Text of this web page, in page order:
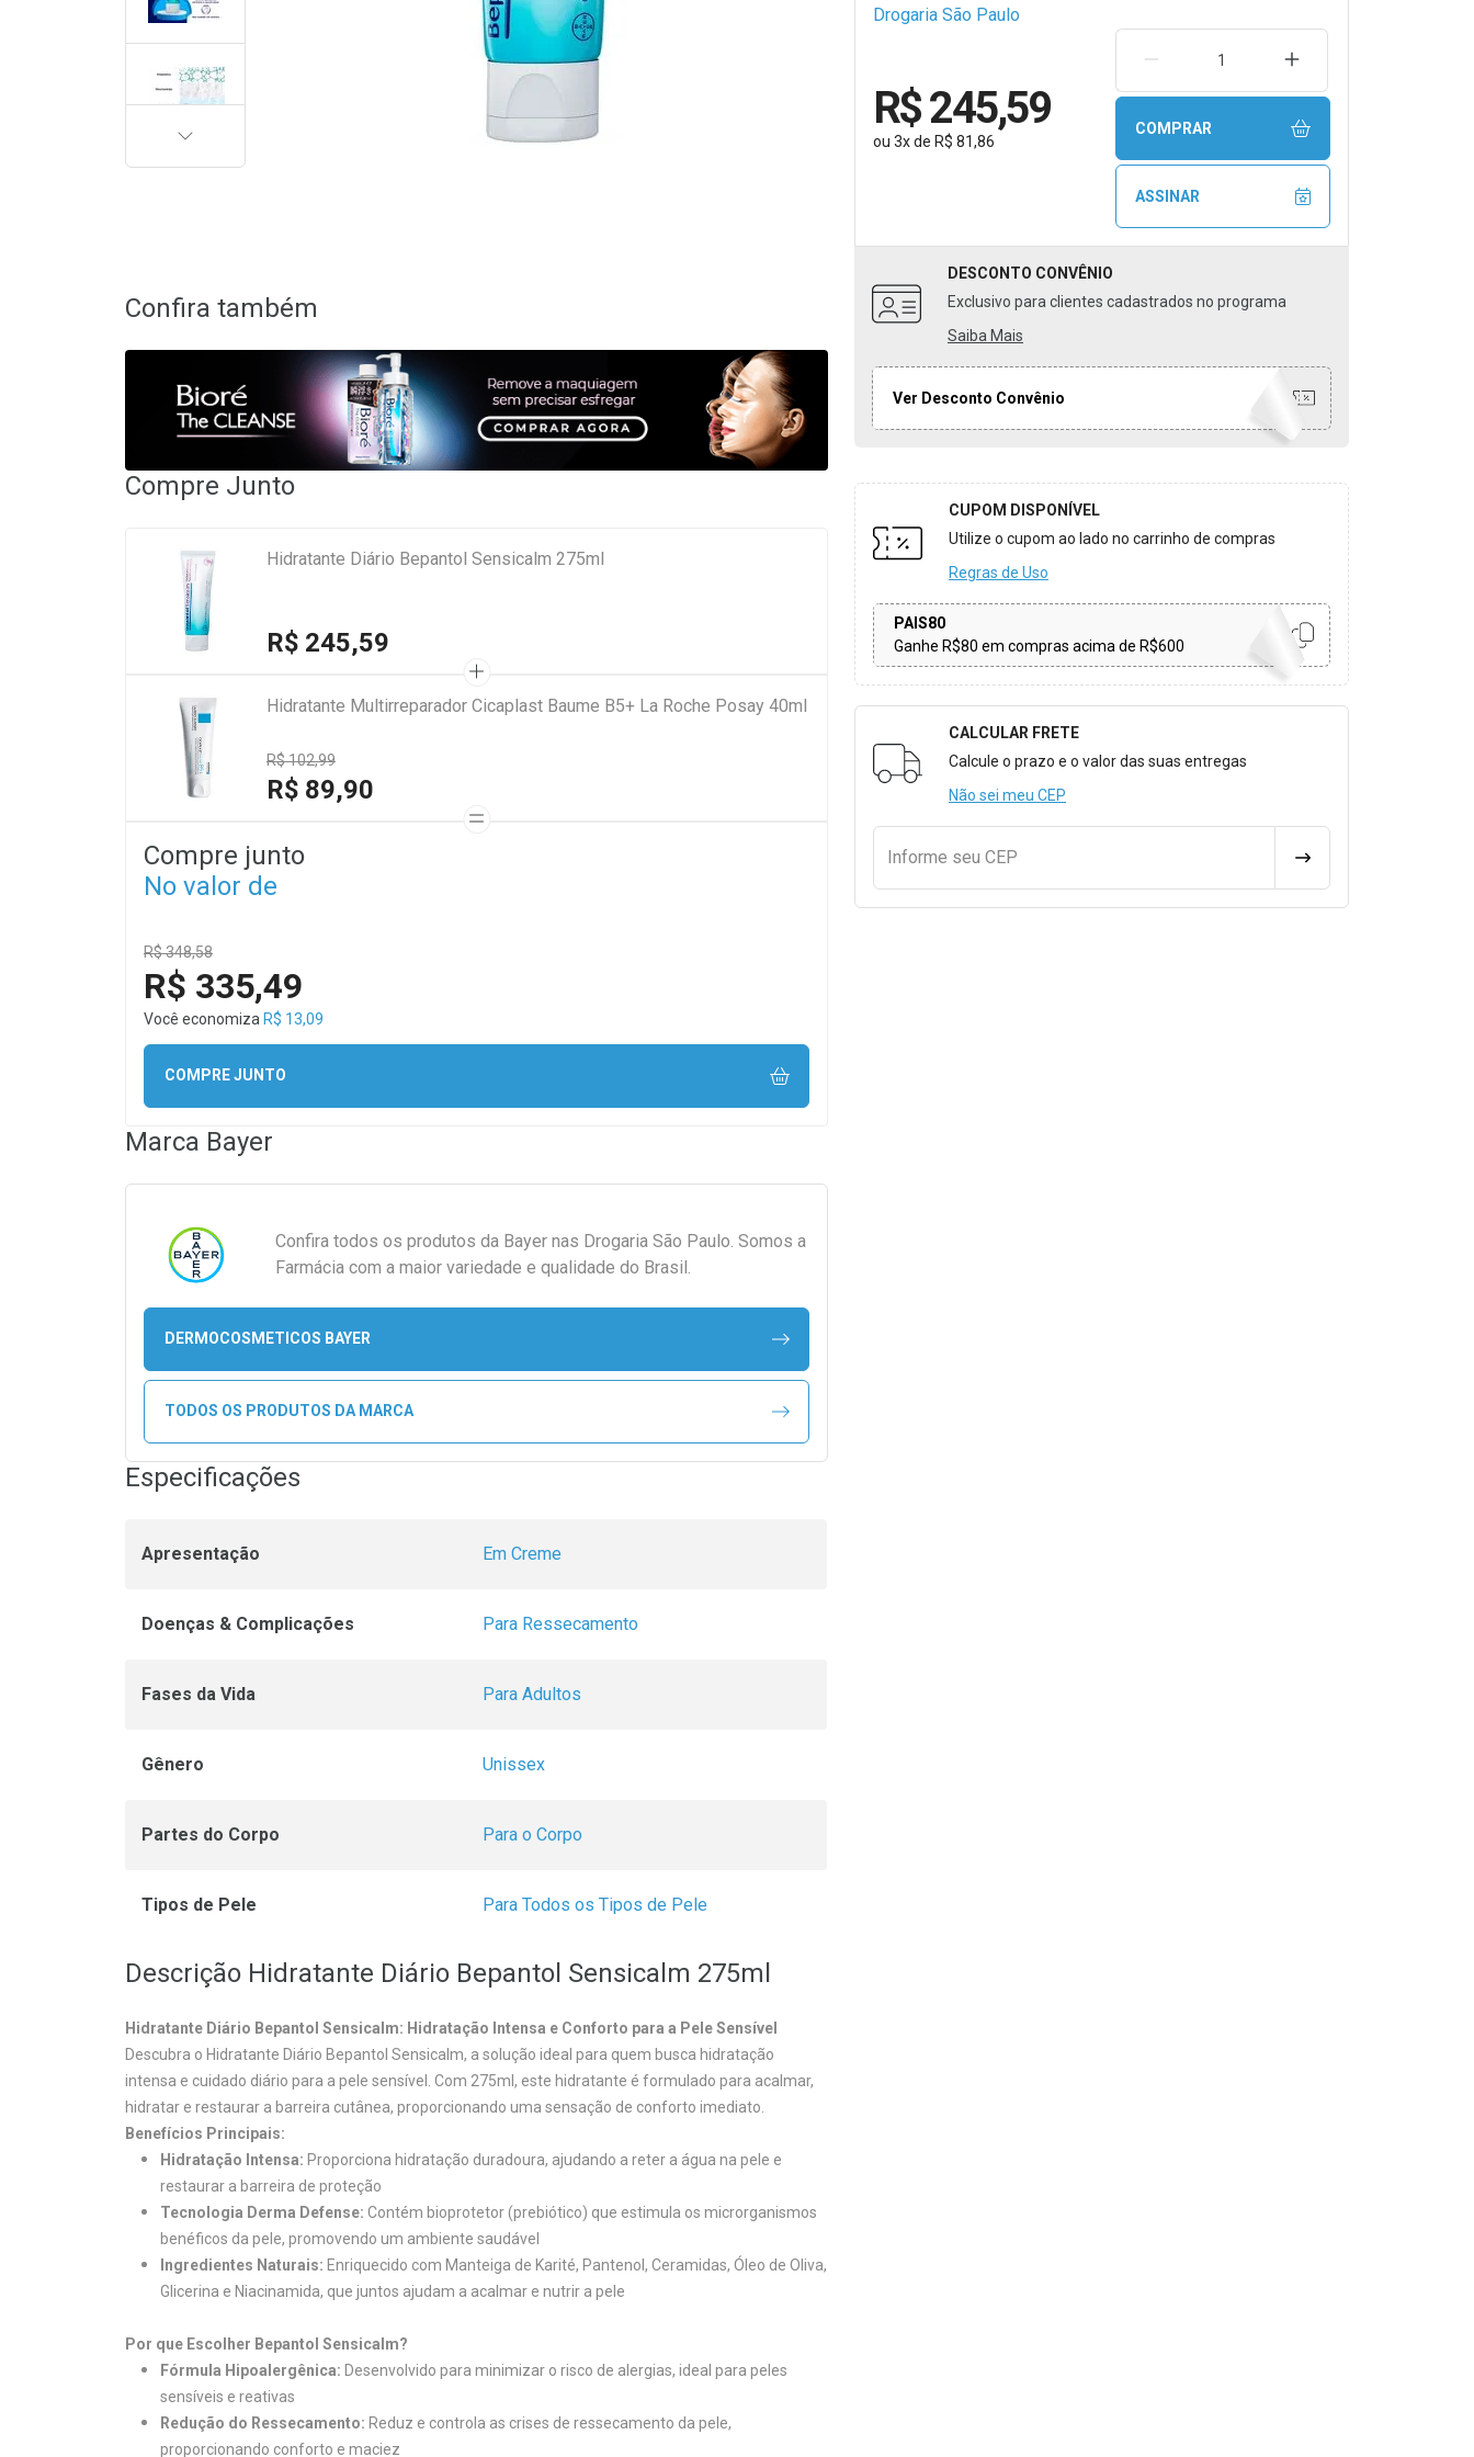
Drogaria São Paulo
R$ 245,59
ou 3xde R$ 81,86
REMOVER UMA UNIDADEAUMENTAR UMA
COMPRAR
ASSINAR
DESCONTO CONVÊNIO
Exclusivo para clientes cadastrados no programa
Saiba Mais
Ver Desconto Convênio
CUPOM DISPONÍVEL
Utilize o cupom ao lado no carrinho de compras
Regras de Uso
PAIS80
Ganhe R$80 em compras acima de R$600
Formulário para Calcular o Frete
CALCULAR FRETE
Calcule o prazo e o valor das suas entregas
Não sei meu CEP
Informe seu CEP CALCULAR FRETE
PRÓXIMA
Confira também
Compre Junto
Hidratante Diário Bepantol Sensicalm 275ml
R$ 245,59
Hidratante Multirreparador Cicaplast Baume B5+ La Roche Posay 40ml
R$ 102,99
R$ 89,90
Compre junto
No valor de
R$ 348,58
R$ 335,49
Você economiza R$ 13,09
COMPRE JUNTO
Marca Bayer
Confira todos os produtos da Bayer nas Drogaria São Paulo. Somos a
Farmácia com a maior variedade e qualidade do Brasil.
DERMOCOSMETICOS BAYER
TODOS OS PRODUTOS DA MARCA
Especificações
Apresentação Em Creme
Doenças & Complicações Para Ressecamento
Fases da Vida Para Adultos
Gênero Unissex
Partes do Corpo Para o Corpo
Tipos de Pele Para Todos os Tipos de Pele
Descrição Hidratante Diário Bepantol Sensicalm 275ml
Hidratante Diário Bepantol Sensicalm: Hidratação Intensa e Conforto para a Pele Sensível
Descubra o Hidratante Diário Bepantol Sensicalm, a solução ideal para quem busca hidratação
intensa e cuidado diário para a pele sensível. Com 275ml, este hidratante é formulado para acalmar,
hidratar e restaurar a barreira cutânea, proporcionando uma sensação de conforto imediato.
Benefícios Principais:
Hidratação Intensa: Proporciona hidratação duradoura, ajudando a reter a água na pele e
restaurar a barreira de proteção
Tecnologia Derma Defense: Contém bioprotetor (prebiótico) que estimula os microrganismos
benéficos da pele, promovendo um ambiente saudável
Ingredientes Naturais: Enriquecido com Manteiga de Karité, Pantenol, Ceramidas, Óleo de Oliva,
Glicerina e Niacinamida, que juntos ajudam a acalmar e nutrir a pele
Por que Escolher Bepantol Sensicalm?
Fórmula Hipoalergênica: Desenvolvido para minimizar o risco de alergias, ideal para peles
sensíveis e reativas
Redução do Ressecamento: Reduz e controla as crises de ressecamento da pele,
proporcionando conforto e maciez